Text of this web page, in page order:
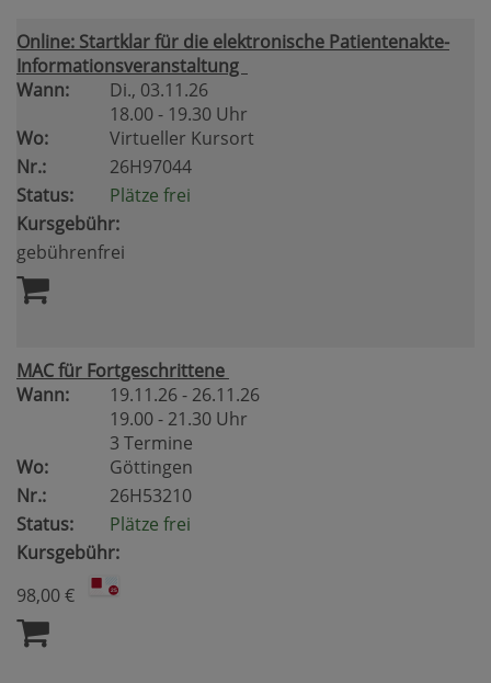
Online: Startklar für die elektronische Patientenakte-
Informationsveranstaltung
Wann:
Di., 03.11.26
18.00 - 19.30 Uhr
Wo:
Virtueller Kursort
Nr.:
26H97044
Status:
Plätze frei
Kursgebühr:
gebührenfrei
MAC für Fortgeschrittene
Wann:
19.11.26 - 26.11.26
19.00 - 21.30 Uhr
3 Termine
Wo:
Göttingen
Nr.:
26H53210
Status:
Plätze frei
Kursgebühr:
98,00 €